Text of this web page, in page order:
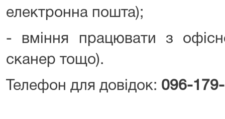
електронна пошта);
- вміння працювати з
сканер тощо).
Телефон для довідок: 096-